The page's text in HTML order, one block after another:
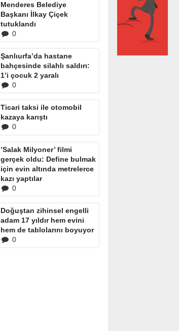
Menderes Belediye
Başkanı İlkay Çiçek
tutuklandı
0
Şanlıurfa’da hastane
bahçesinde silahlı saldırı:
1’i çocuk 2 yaralı
0
Ticari taksi ile otomobil
kazaya karıştı
0
’Salak Milyoner’ filmi
gerçek oldu: Define bulmak
için evin altında metrelerce
kazı yaptılar
0
Doğuştan zihinsel engelli
adam 17 yıldır hem evini
hem de tablolarını boyuyor
0